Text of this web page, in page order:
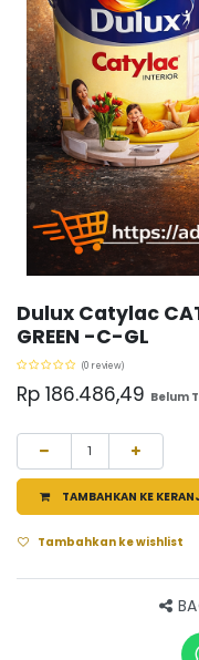
Dulux Catylac
GREEN -C-GL
(0 review)
Rp 186.486,49 Belum
TAMBAHKAN KE
Tambahkan ke wishlist